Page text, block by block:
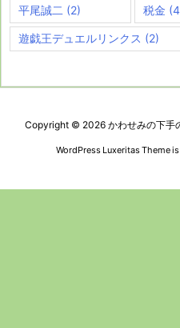
平尾誠二 (2) 税金
遊戯王デュエルリンクス (2)
Copyright © 2026 かわせみの下手
WordPress Luxeritas Theme